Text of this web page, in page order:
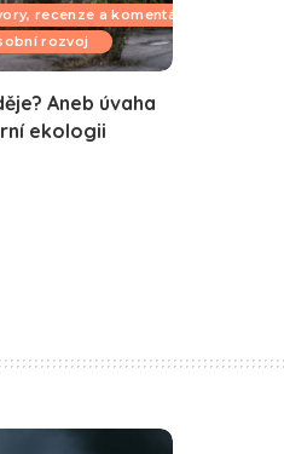
recenze a komentáře
rozvoj
Aneb úvaha
ekologii